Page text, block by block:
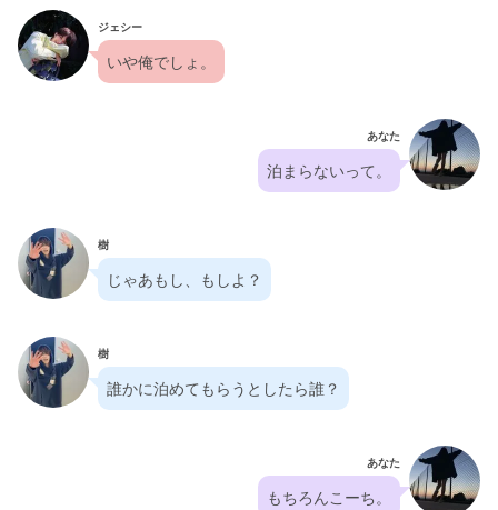
ジェシー
いや俺でしょ。
あなた
泊まらないって。
樹
じゃあもし、もしよ？
樹
誰かに泊めてもらうとしたら誰？
あなた
もちろんこーち。